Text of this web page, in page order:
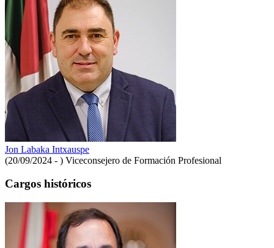
Jon Labaka Intxauspe
(20/09/2024 - ) Viceconsejero de Formación Profesional
Cargos históricos